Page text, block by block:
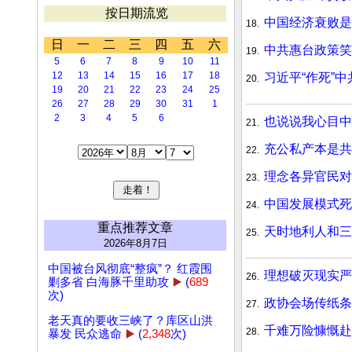
按日期流览
日 一 二 三 四 五 六
5 6 7 8 9 10
11
12
13 14 15 16 17
18
19
20 21 22 23 24
25
26
27 28 29 30 31
1
2
3 4 5 6
重点推荐文章
2026年8月7日
中国被台风彻底“整疯”？ 红霞围
剿多省 白海豚千里助攻 ▶️ (689
次)
老天真的要收三峡了？库区山洪
暴发 民众逃命 ▶️ (2,348次)
18. 中国经济衰败
19. 中共惠台政策
20. 习近平“作死”
21. 也说说我心目
22. 充公私产本是
23. 理念各异官民
24. 中国发展模式
25. 天时地利人和
26. 理想破灭现实
27. 政协会场传纸
28. 千难万险慷慨